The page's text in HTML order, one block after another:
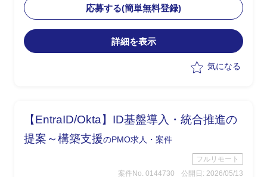
・バックアップ基盤の運用設計、運用フ
ロー策定
・ランサムウェア発災時の対応手順、イ
ンシデントレスポンス設計
応募する(簡単無料登録)
詳細を表示
気になる
【EntraID/Okta】ID基盤導入・統合推進の
提案～構築支援のPMO求人・案件
フルリモート
案件No. 0144730
公開日: 2026/05/13